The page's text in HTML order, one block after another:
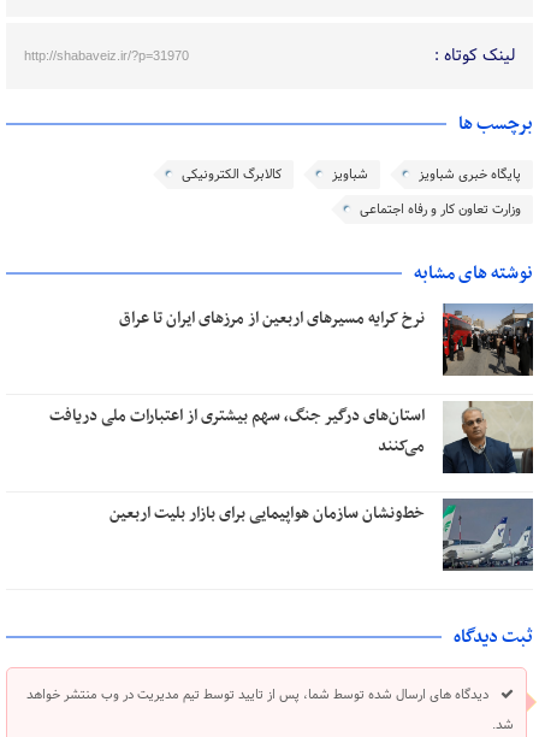
لینک کوتاه : http://shabaveiz.ir/?p=31970
برچسب ها
پایگاه خبری شباویز شباویز
کالابرگ الکترونیکی
وزارت تعاون کار و رفاه اجتماعی
نوشته های مشابه
نرخ کرایه مسیرهای اربعین از مرزهای ایران تا عراق
استان‌های درگیر جنگ، سهم بیشتری از اعتبارات ملی دریافت
می‌کنند
خط‌ونشان سازمان هواپیمایی برای بازار بلیت اربعین
ثبت دیدگاه
دیدگاه های ارسال شده توسط شما، پس از تایید توسط تیم مدیریت در وب منتشر خواهد
شد.